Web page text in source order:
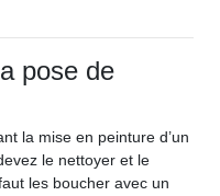
pose de
la mise en peinture d’un
le nettoyer et le
les boucher avec un